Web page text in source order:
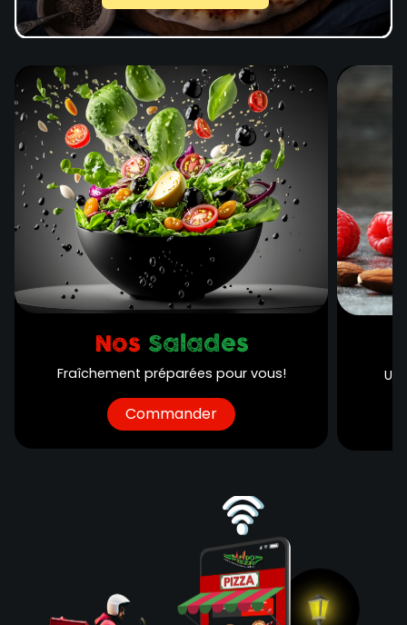
Nos Salades
Fraîchement préparées pour vous!
Commander